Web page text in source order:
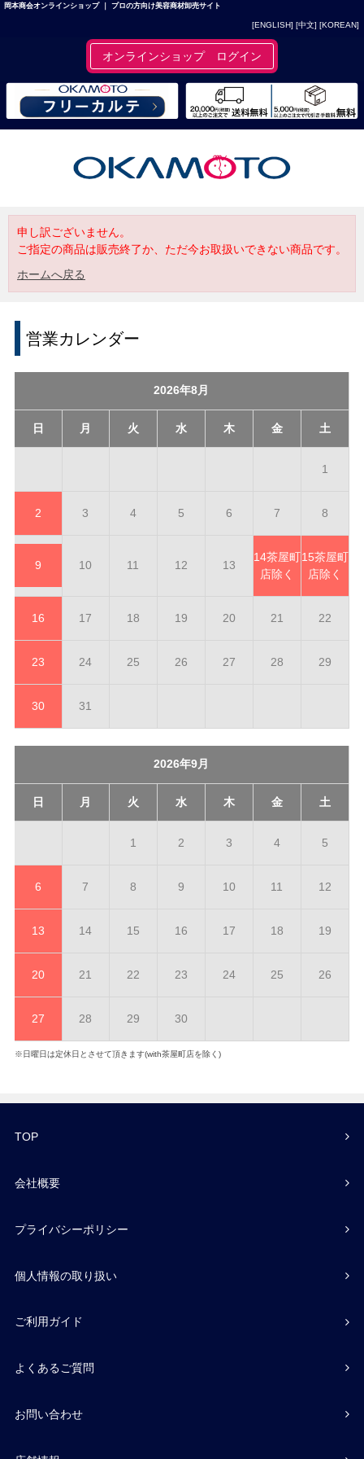
岡本商会オンラインショップ ｜ プロの方向け美容商材卸売サイト
[ENGLISH] [中文] [KOREAN]
オンラインショップ ログイン
申し訳ございません。
ご指定の商品は販売終了か、ただ今お取扱いできない商品です。
ホームへ戻る
営業カレンダー
2026年8月
日 月 火 水 木 金 土
1
2 3 4 5 6 7 8
9 10 11 12 13
14茶屋町
店除く
15茶屋町
店除く
16 17 18 19 20 21 22
23 24 25 26 27 28 29
30 31
2026年9月
日 月 火 水 木 金 土
1 2 3 4 5
6 7 8 9 10 11 12
13 14 15 16 17 18 19
20 21 22 23 24 25 26
27 28 29 30
※日曜日は定休日とさせて頂きます(with茶屋町店を除く)
TOP
会社概要
プライバシーポリシー
個人情報の取り扱い
ご利用ガイド
よくあるご質問
お問い合わせ